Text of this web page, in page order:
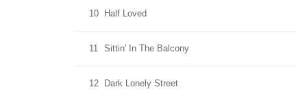
10 Half Loved
11 Sittin' In The Balcony
12 Dark Lonely Street